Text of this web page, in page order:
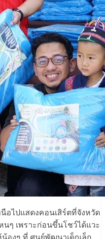
อไปแสดงคอนเสิร์ตที่จังหวัด
นๆ เพราะก่อนขึ้นโชว์ได้แวะ